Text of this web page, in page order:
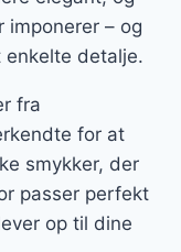
imponerer – og
enkelte detalje.
fra
for at
smykker, der
passer perfekt
op til dine